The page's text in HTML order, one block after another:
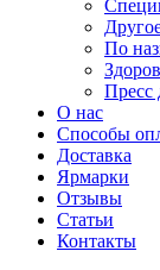
По
Пресс
О нас
Способы
Доставка
Ярмарки
Отзывы
Статьи
Контакты